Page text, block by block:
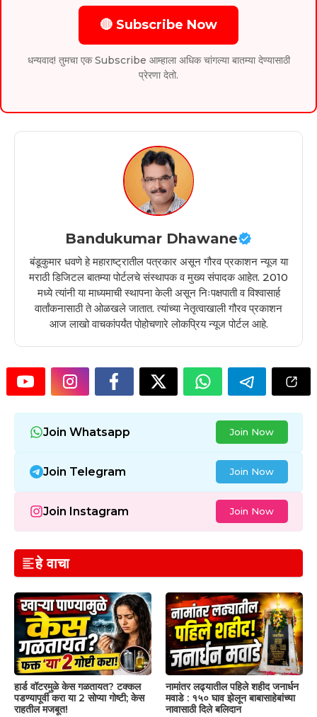
🔴 Subscribe Now
धन्यवाद! तुमचा एक Subscribe आम्हाला अधिक चांगल्या बातम्या देण्यासाठी
प्रेरणा देतो.
Bandukumar Dhawane
बंडूकुमार धवणे हे महाराष्ट्रातील पत्रकार असून गौरव प्रकाशन न्यूज या
मराठी डिजिटल बातम्या पोर्टलचे संस्थापक व मुख्य संपादक आहेत. 2010
मध्ये त्यांनी या माध्यमाची स्थापना केली असून निःपक्षपाती व विश्वासार्ह
वार्तांकनासाठी ते ओळखले जातात. त्यांच्या नेतृत्वाखाली गौरव प्रकाशन
आज लाखो वाचकांपर्यंत पोहोचणारे लोकप्रिय न्यूज पोर्टल आहे.
Join Whatsapp Join Now
Join Telegram Join Now
Join Instagram Join Now
हे वाचा
हार्ड वॉटरमुळे केस गळतायत? टक्कल
पडण्यापूर्वी करा या 2 सोप्या गोष्टी; केस
राहतील मजबूत!
नामांतर लढ्यातील पहिले शहीद जनार्धन
मवाडे : १५० घाव झेलून बाबासाहेबांच्या
नावासाठी दिले बलिदान